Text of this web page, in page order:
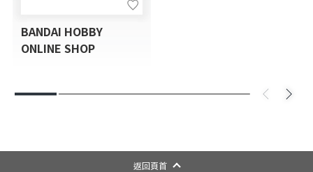
BANDAI HOBBY
ONLINE SHOP
返回頁首